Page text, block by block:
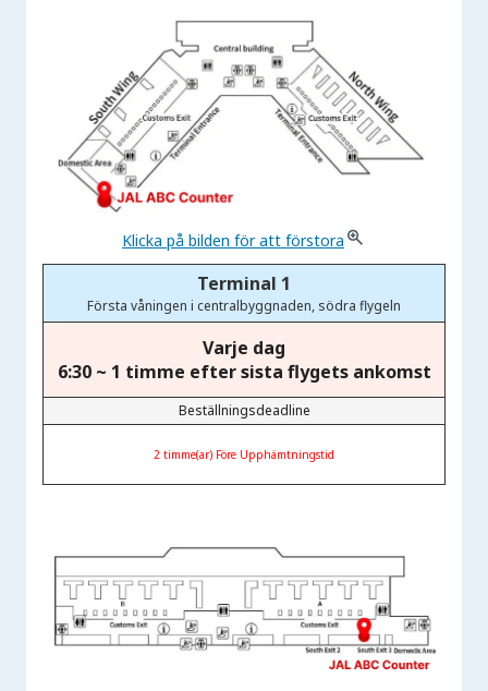
Klicka på bilden för att förstora
Terminal 1
Första våningen i centralbyggnaden, södra flygeln
Varje dag
6:30~ 1 timme efter sista flygets ankomst
Beställningsdeadline
2 timme(ar) Före Upphämtningstid